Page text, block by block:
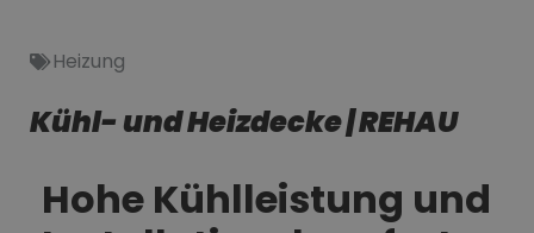
Heizung
Kühl- und Heizdecke | REHAU
Hohe Kühlleistung und